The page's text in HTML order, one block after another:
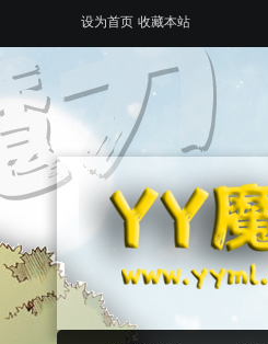
设为首页 收藏本站